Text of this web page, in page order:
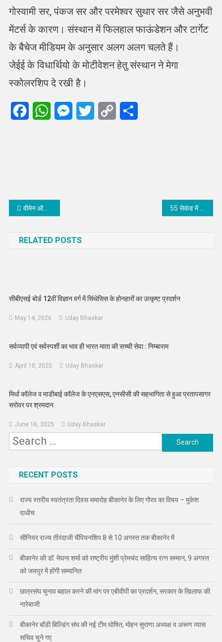
गोस्वामी सर, पंकज सर और परमेश्वर सुथार सर जैसे अनुभवी
मेंटर्स के कारण। संस्थान में फिलहाल फाऊंडेशन और टार्गेट
के बैचेज मीडियम के अनुसार अलग अलग चलते हैं।
जेईई के विधार्थियो के मोटीवेशन हेतु संस्थान ने मेगा
स्कोलरशिप दे रखी है।
FacebookWhatsAppMessenger
Twitter
Copy
Post
वीमेन ऑफ़ दी फ्यूचर अवार्ड्स-2026 के लिए नॉमिनेशन शुरू, 15 जून तक कर सकेंगे आवेदन
RELATED POSTS
सीबीएसई बोर्ड 12वीं विज्ञान वर्ग में सिंथेसिस के होनहारों का उत्कृष्ट प्रदर्शन
May 14, 2026 Uday Bhaskar
सर्वव्यापी एवं सर्वस्पर्शी का भाव ही भारत माता की सच्ची सेवा : निम्बाराम
April 10, 2025 Uday Bhaskar
मिर्धा कॉलेज व माडीबाई कॉलेज के एनएसएस, एनसीसी की सहभागिता से हुआ प्रतापसागर
सरोवर पर श्रमदान
June 16, 2025 Uday Bhaskar
Search
RECENT POSTS
राज्य स्तरीय स्वतंत्रता दिवस समारोह बीकानेर के लिए गौरव का विषय – मुकेश
दाधीच
सीनियर राज्य तीरंदाजी चैंपियनशिप 8 से 10 अगस्त तक बीकानेर में
बीकानेर की डॉ. मेघना शर्मा को राष्ट्रीय मुंशी प्रेमचंद साहित्य रत्न सम्मान, 9 अगस्त
को जयपुर में होंगी सम्मानित
छात्रसंघ चुनाव बहाल करने की मांग पर एबीवीपी का प्रदर्शन, सरकार के खिलाफ की
नारेबाजी
बीकानेर बॉडी बिल्डिंग संघ की नई टीम घोषित, मोहन सुराणा अध्यक्ष व अरूण व्यास
सचिव चुने गए